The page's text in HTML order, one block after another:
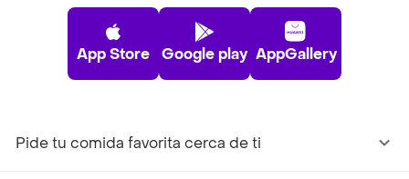
App Store Google play AppGallery
Pide tu comida favorita cerca de ti